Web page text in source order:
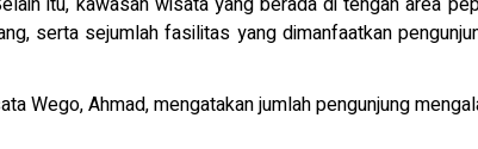
serta sejumlah fasilitas yang dimanfaatkan
Wego, Ahmad, mengatakan jumlah pengunjung